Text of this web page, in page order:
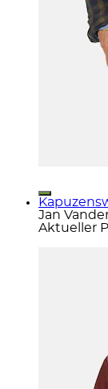
Jan
Aktueller